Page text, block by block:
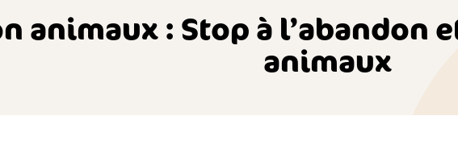
animaux : Stop à l’abandon
animaux